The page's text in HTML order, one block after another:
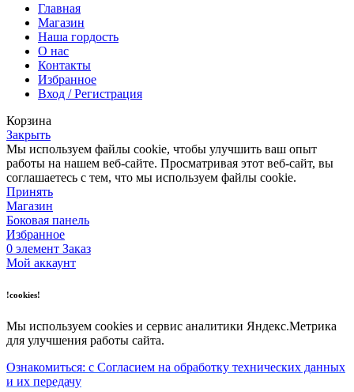
Главная
Магазин
Наша гордость
О нас
Контакты
Избранное
Вход / Регистрация
Корзина
Закрыть
Мы используем файлы cookie, чтобы улучшить ваш опыт
работы на нашем веб-сайте. Просматривая этот веб-сайт, вы
соглашаетесь с тем, что мы используем файлы cookie.
Принять
Магазин
Боковая панель
Избранное
0 элемент Заказ
Мой аккаунт
!cookies!
Мы используем cookies и сервис аналитики Яндекс.Метрика
для улучшения работы сайта.
Ознакомиться: с Согласием на обработку технических данных
и их передачу